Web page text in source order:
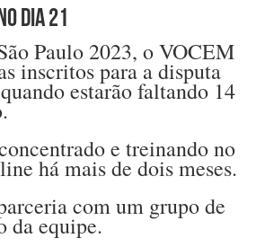
dia 21
Paulo 2023, o VOCEM
inscritos para a disputa
estarão faltando 14
e treinando no
há mais de dois meses.
com um grupo de
da equipe.